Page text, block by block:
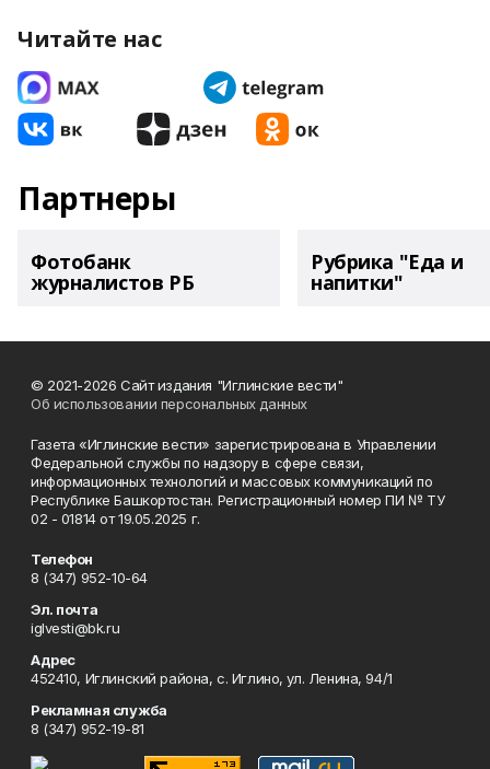
Читайте нас
Партнеры
Фотобанк
журналистов РБ
Рубрика "Еда и
напитки"
© 2021-2026 Сайт издания "Иглинские вести"
Об использовании персональных данных
Газета «Иглинские вести» зарегистрирована в Управлении
Федеральной службы по надзору в сфере связи,
информационных технологий и массовых коммуникаций по
Республике Башкортостан. Регистрационный номер ПИ № ТУ
02 - 01814 от 19.05.2025 г.
Телефон
8 (347) 952-10-64
Эл. почта
iglvesti@bk.ru
Адрес
452410, Иглинский района, с. Иглино, ул. Ленина, 94/1
Рекламная служба
8 (347) 952-19-81